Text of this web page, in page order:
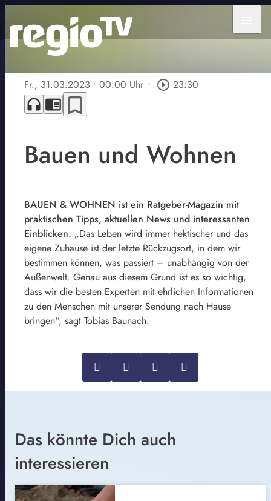
Fr., 31.03.2023 • 00:00 Uhr • play_circle_outline 23:30
headphones chrome_reader_mode bookmark_border
Bauen und Wohnen
BAUEN & WOHNEN ist ein Ratgeber-Magazin mit
praktischen Tipps, aktuellen News und interessanten
Einblicken. „Das Leben wird immer hektischer und das
eigene Zuhause ist der letzte Rückzugsort, in dem wir
bestimmen können, was passiert – unabhängig von der
Außenwelt. Genau aus diesem Grund ist es so wichtig,
dass wir die besten Experten mit ehrlichen Informationen
zu den Menschen mit unserer Sendung nach Hause
bringen“, sagt Tobias Baunach.
Das könnte Dich auch
interessieren